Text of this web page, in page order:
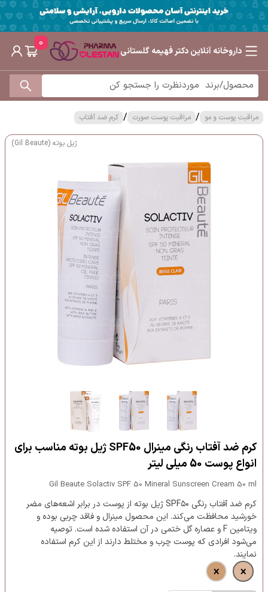
داروخانه آنلاین دکتر فهیمه گلستانی
0
مراقبت پوست و مو / مراقبت پوست صورت / کرم ضد آفتاب
ژیل بوته (Gil Beaute)
کرم ضد آفتاب رنگی مینرال SPF50 ژیل بوته مناسب برای
انواع پوست 50 میلی لیتر
Gil Beaute Solactiv SPF 50 Mineral Sunscreen Cream 50 ml
کرم ضد آفتاب رنگی SPF۵۰ ژیل بوته از پوست در برابر اشعه‌های مضر
خورشید محافظت می‌کند. این محصول مینرال و فاقد چربی بوده و
ویتامین F و عصاره گل ختمی در آن استفاده شده است. توصیه
می‌شود افرادی که پوست چرب و مختلط دارند از این کرم استفاده
نمایند.